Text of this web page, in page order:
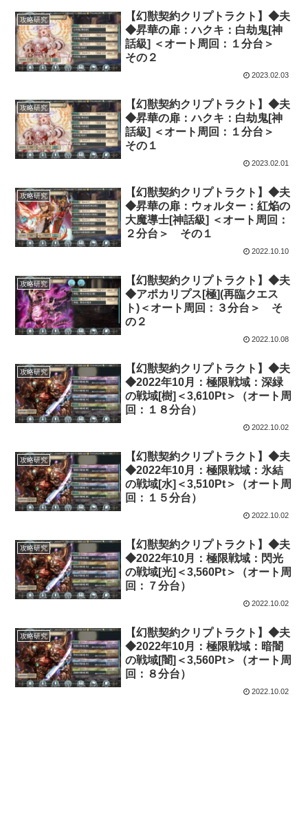
攻略研究
【幻獣契約クリプトラクト】◆夫
◆昇華の扉：ハクキ：白劫鬼[神
話級] ＜オート周回：１分台＞
その２
2023.02.03
攻略研究
【幻獣契約クリプトラクト】◆夫
◆昇華の扉：ハクキ：白劫鬼[神
話級] ＜オート周回：１分台＞
その１
2023.02.01
攻略研究
【幻獣契約クリプトラクト】◆夫
◆昇華の扉：ウォルター：紅焔の
大魔導士[神話級] ＜オート周回：
２分台＞ その１
2022.10.10
攻略研究
【幻獣契約クリプトラクト】◆夫
◆アポカリプス[極](再臨クエス
ト)＜オート周回：３分台＞ そ
の２
2022.10.08
攻略研究
【幻獣契約クリプトラクト】◆夫
◆2022年10月：極限戦域：深緑
の戦域[樹]＜3,610Pt＞（オート周
回：１８分台）
2022.10.02
攻略研究
【幻獣契約クリプトラクト】◆夫
◆2022年10月：極限戦域：氷結
の戦域[水]＜3,510Pt＞（オート周
回：１５分台）
2022.10.02
攻略研究
【幻獣契約クリプトラクト】◆夫
◆2022年10月：極限戦域：閃光
の戦域[光]＜3,560Pt＞（オート周
回：７分台）
2022.10.02
攻略研究
【幻獣契約クリプトラクト】◆夫
◆2022年10月：極限戦域：暗闇
の戦域[闇]＜3,560Pt＞（オート周
回：８分台）
2022.10.02